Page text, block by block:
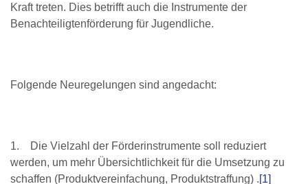
Kraft treten. Dies betrifft auch die Instrumente der
Benachteiligtenförderung für Jugendliche.
Folgende Neuregelungen sind angedacht:
1. Die Vielzahl der Förderinstrumente soll reduziert
werden, um mehr Übersichtlichkeit für die Umsetzung zu
schaffen (Produktvereinfachung, Produktstraffung) .[1]